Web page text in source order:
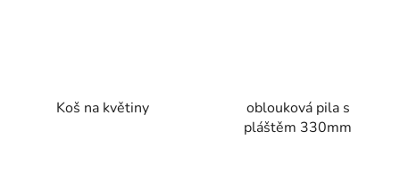
Koš na květiny
oblouková pila s
pláštěm 330mm